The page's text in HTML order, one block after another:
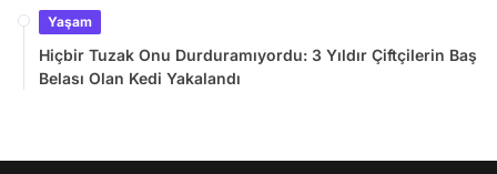
Yaşam
Hiçbir Tuzak Onu Durduramıyordu: 3 Yıldır Çiftçilerin Baş
Belası Olan Kedi Yakalandı